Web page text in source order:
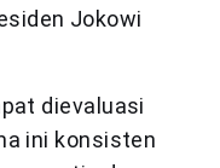
Jokowi
dievaluasi
ini konsisten